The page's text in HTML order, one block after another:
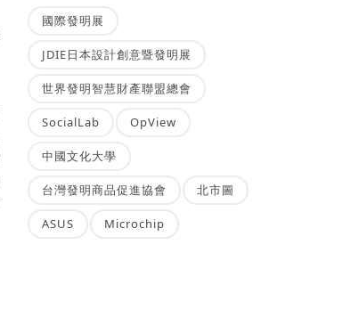
國際發明展
JDIE日本設計創意暨發明展
世界發明智慧財產聯盟總會
SocialLab OpView
中國文化大學
台灣發明商品促進協會 北市圖
ASUS Microchip